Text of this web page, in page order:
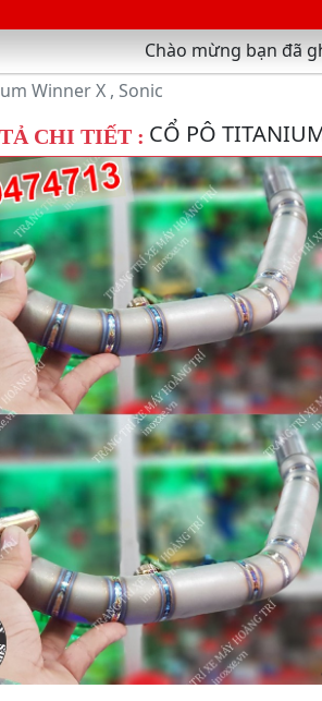
Chào mừng bạn đã ghé
Winner X , Sonic
CHI TIẾT : CỔ PÔ